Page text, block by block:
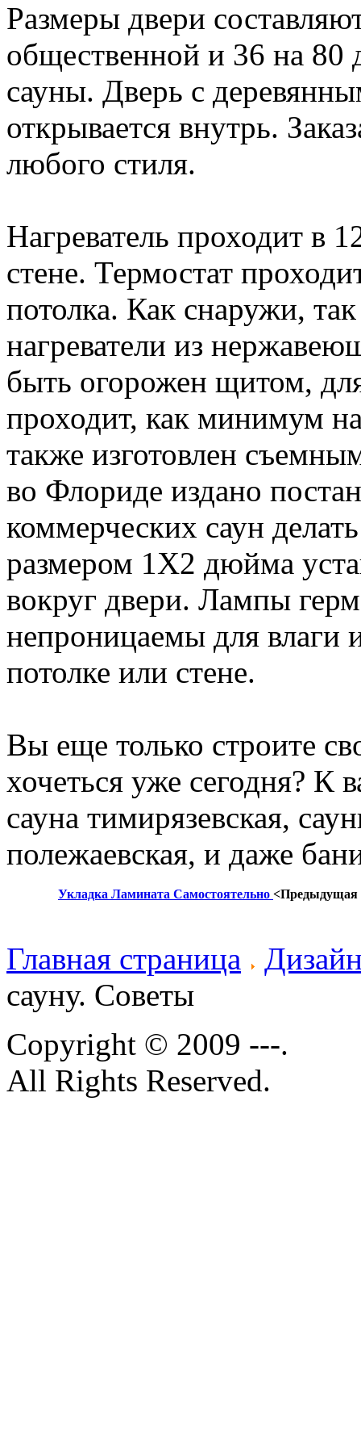
Размеры двери
общественной и 36 на
сауны. Дверь с
открывается внутрь.
любого стиля.
Нагреватель проходит в
стене. Термостат
потолка. Как снаружи,
нагреватели из
быть огорожен щитом,
проходит, как минимум
также изготовлен
во Флориде издано
коммерческих саун
размером 1Х2 дюйма
вокруг двери. Лампы
непроницаемы для влаги
потолке или стене.
Вы еще только строите
хочеться уже сегодня?
сауна тимирязевская,
полежаевская, и даже
Укладка Ламината Самостоятельно <Предыдущая
Главная страница
сауну. Советы
Copyright © 2009 ---.
All Rights Reserved.